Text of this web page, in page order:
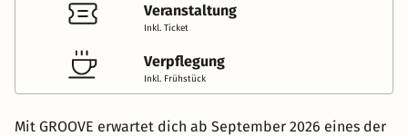
Veranstaltung
Inkl. Ticket
Verpflegung
Inkl. Frühstück
Mit GROOVE erwartet dich ab September 2026 eines der